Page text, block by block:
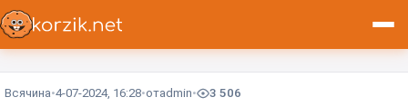
Всячина 4-07-2024, 16:28 отadmin 3 506